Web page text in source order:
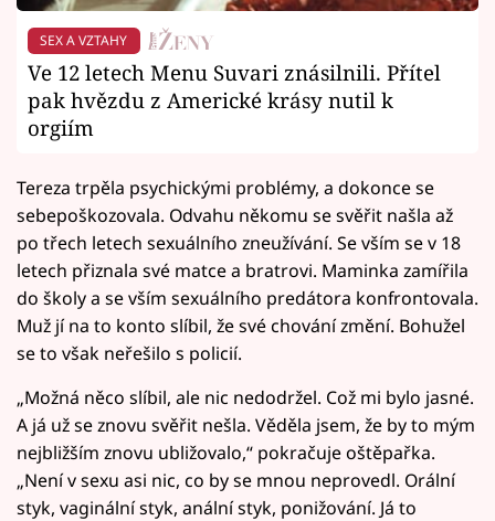
SEX A VZTAHY
Ve 12 letech Menu Suvari znásilnili. Přítel
pak hvězdu z Americké krásy nutil k
orgiím
Tereza trpěla psychickými problémy, a dokonce se
sebepoškozovala. Odvahu někomu se svěřit našla až
po třech letech sexuálního zneužívání. Se vším se v 18
letech přiznala své matce a bratrovi. Maminka zamířila
do školy a se vším sexuálního predátora konfrontovala.
Muž jí na to konto slíbil, že své chování změní. Bohužel
se to však neřešilo s policií.
„Možná něco slíbil, ale nic nedodržel. Což mi bylo jasné.
A já už se znovu svěřit nešla. Věděla jsem, že by to mým
nejbližším znovu ubližovalo,“ pokračuje oštěpařka.
„Není v sexu asi nic, co by se mnou neprovedl. Orální
styk, vaginální styk, anální styk, ponižování. Já to